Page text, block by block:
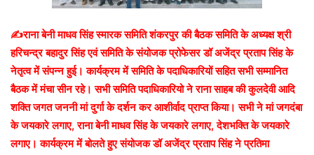
✍️राना बेनी माधव सिंह स्मारक समिति शंकरपुर की बैठक समिति के अध्यक्ष श्री
हरिचन्द्र बहादुर सिंह एवं समिति के संयोजक प्रोफेसर डॉ अजेंद्र प्रताप सिंह के
नेतृत्व में संपन्न हुई। कार्यक्रम में समिति के पदाधिकारियों सहित सभी सम्मानित
बैठक में मंचा सीन रहे। सभी समिति पदाधिकारियो ने राना साहब की कुलदेवी आदि
शक्ति जगत जननी मां दुर्गा के दर्शन कर आशीर्वाद प्राप्त किया। सभी ने मां जगदंबा
के जयकारे लगाए, राना बेनी माधव सिंह के जयकारे लगाए, देशभक्ति के जयकारे
लगाए। कार्यक्रम में बोलते हुए संयोजक डॉ अजेंद्र प्रताप सिंह ने प्रतिमा